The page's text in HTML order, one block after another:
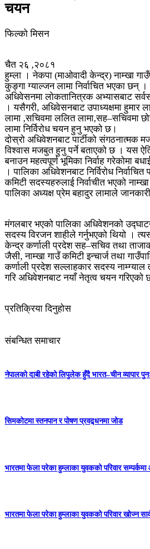
चयन
फिल्को मिसन
चैत २६ ,२०८१
हुम्ला । नेकपा (माओवादी केन्द्र) नाम्खा
कुङ्गा ग्याल्जन लामा निर्वाचित भएका छन् ।
अधिवेसनमा लोकतानित्रक अभ्यासबाट
। यसैगरी, अधिवेसनबाट उपाध्यक्षमा हुमार
लामा ,सचिवमा ललित लामा,सह–सचिवमा
लामा निर्विरोध चयन हुनु भएको छ।
दोस्रो अधिवेशनबाट पार्टीको संगठनात्मक
विश्वास मजबुत हुनु पर्ने बताएको छ । यस
बनाउन महत्वपूर्ण भूमिका निर्वाह गरेकोमा
। पालिका अधिवेशनबाट निर्विरोध
कमिटी सदस्यहरुलाई निर्वाचीत भएको
पालिका अध्यक्ष प्रेम बहादुर लामाले
मंगलबार भएको पालिका अधिवेशनको
सदस्य विरजन शाहीले गर्नुभएको थियो ।
केन्द्र कर्णाली प्रदेश सह–सचिव तथा
जैसी, नाम्खा गाउँ कमिटी इन्चार्ज तथा
कर्णाली प्रदेश सल्लाहकार सदस्य नाम्ग्याल
गरि अधिवेशनबाट नयाँ नेतृत्व चयन गरिएको
प्रतिक्रिया दिनुहोस
संबन्धित समाचार
नेपालको दाबी रहेको लिपुलेक हुँदै भारत–चीन व्यापार
सिमकोटमा स्तनपान र पोषण प्रवद्र्धनमा जोड
भारतमा फेला परेका हुम्लाका युवकको परिवार
भारतमा फेला परेका हुम्लाका युवकको परिवार खोज्न